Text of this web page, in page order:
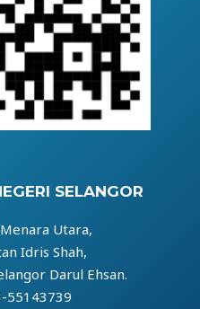
SELANGOR
Utara,
Idris Shah,
Darul Ehsan.
55143739